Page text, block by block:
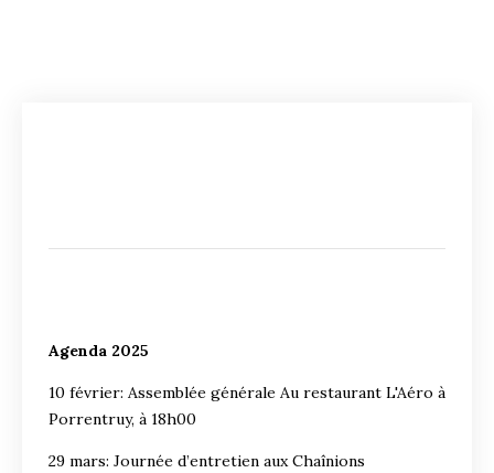
Agenda 2025
10 février: Assemblée générale Au restaurant L'Aéro à
Porrentruy, à 18h00
29 mars: Journée d’entretien aux Chaînions